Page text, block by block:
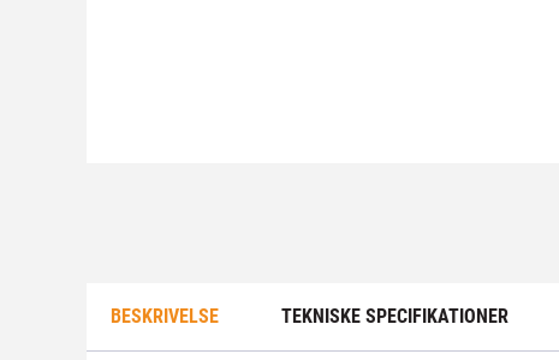
BESKRIVELSE TEKNISKE SPECIFIKATIONER